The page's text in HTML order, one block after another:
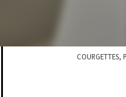
COURGETTES,